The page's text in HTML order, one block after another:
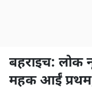
बहराइच: लोक
महक आईं